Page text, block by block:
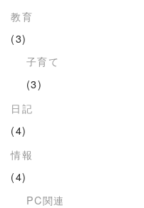
教育
(3)
子育て
(3)
日記
(4)
情報
(4)
PC関連